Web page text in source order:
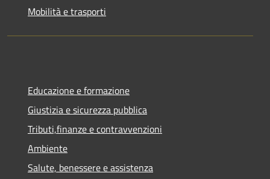
Mobilità e trasporti
Educazione e formazione
Giustizia e sicurezza pubblica
Tributi,finanze e contravvenzioni
Ambiente
Salute, benessere e assistenza